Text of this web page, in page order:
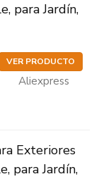
para Jardín,
VER PRODUCTO
Aliexpress
Exteriores
para Jardín,